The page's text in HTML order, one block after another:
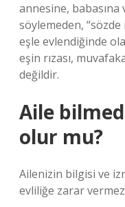
annesine, babasına
söylemeden,
eşle evlendiğinde
eşin rızası,
değildir.
Aile
olur mu?
Ailenizin bilgisi ve
evliliğe zarar vermez;